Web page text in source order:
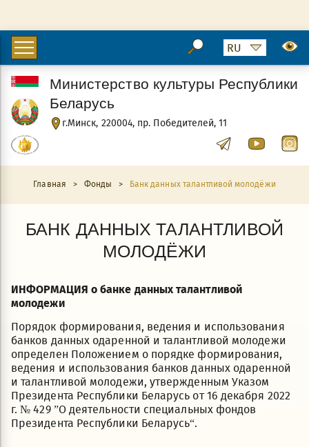
г.Минск, 220004, пр. Победителей, 11
Министерство культуры Республики
Беларусь
Главная > Фонды > Банк данных талантливой молодёжи
БАНК ДАННЫХ ТАЛАНТЛИВОЙ
МОЛОДЁЖИ
ИНФОРМАЦИЯ о банке данных талантливой
молодежи
Порядок формирования, ведения и использования
банков данных одаренной и талантливой молодежи
определен Положением о порядке формирования,
ведения и использования банков данных одаренной
и талантливой молодежи, утвержденным Указом
Президента Республики Беларусь от 16 декабря 2022
г. № 429 ”О деятельности специальных фондов
Президента Республики Беларусь“.